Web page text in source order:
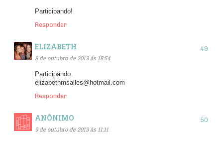
Participando!
Responder
ELIZABETH
8 de outubro de 2013 às 18:54
Participando.
elizabethmsalles@hotmail.com
Responder
ANÔNIMO
9 de outubro de 2013 às 11:11